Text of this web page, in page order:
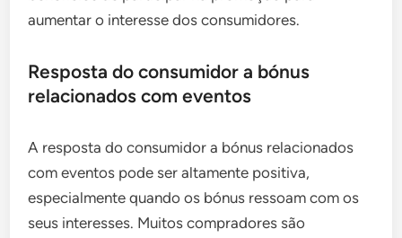
aumentar o interesse dos consumidores.
Resposta do consumidor a bónus
relacionados com eventos
A resposta do consumidor a bónus relacionados
com eventos pode ser altamente positiva,
especialmente quando os bónus ressoam com os
seus interesses. Muitos compradores são